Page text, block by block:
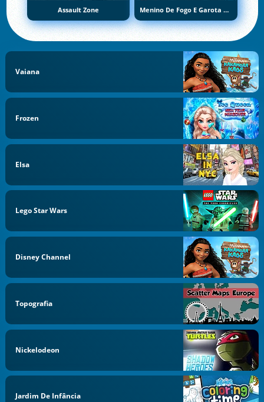
Assault Zone Menino De Fogo E Garota De Água 5: Elementos
Vaiana
Frozen
Elsa
Lego Star Wars
Disney Channel
Topografia
Nickelodeon
Jardim De Infância